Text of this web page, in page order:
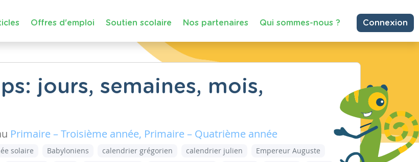
Offres d'emploi Soutien scolaire Nos partenaires Qui sommes-nous ? Connexion
jours, semaines, mois,
Primaire – Troisième année, Primaire – Quatrième année
solaire Babyloniens calendrier grégorien calendrier julien
Empereur Auguste